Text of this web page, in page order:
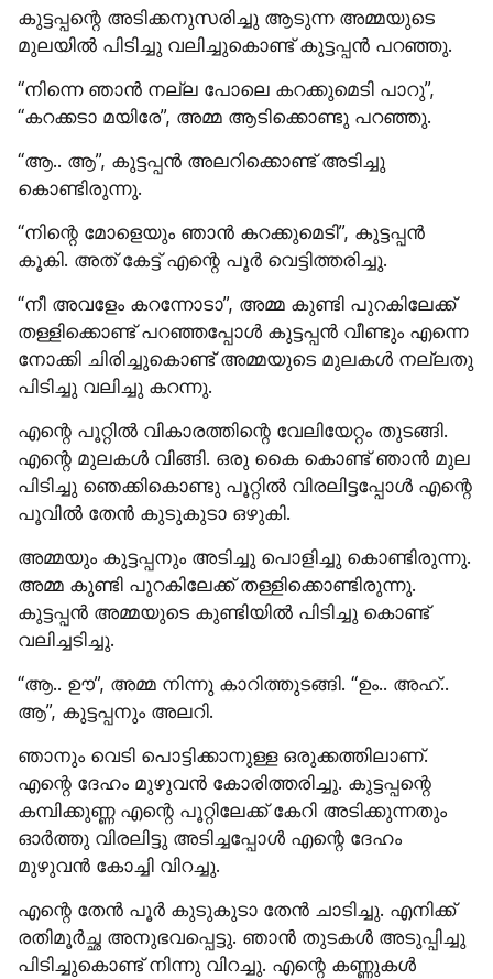
കുട്ടപ്പന്റെ അടിക്കനുസരിച്ചു ആടുന്ന അമ്മയുടെ
മുലയിൽ പിടിച്ചു വലിച്ചുകൊണ്ട് കുട്ടപ്പൻ പറഞ്ഞു.
“നിന്നെ ഞാൻ നല്ല പോലെ കറക്കുമെടി പാറു”,
“കറക്കടാ മയിരേ”, അമ്മ ആടിക്കൊണ്ടു പറഞ്ഞു.
“ആ.. ആ”, കുട്ടപ്പൻ അലറിക്കൊണ്ട് അടിച്ചു
കൊണ്ടിരുന്നു.
“നിന്റെ മോളെയും ഞാൻ കറക്കുമെടി”, കുട്ടപ്പൻ
കൂകി. അത് കേട്ട് എന്റെ പൂർ വെട്ടിത്തരിച്ചു.
“നീ അവളേം കറന്നോടാ”, അമ്മ കുണ്ടി പുറകിലേക്ക്
തള്ളിക്കൊണ്ട് പറഞ്ഞപ്പോൾ കുട്ടപ്പൻ വീണ്ടും എന്നെ
നോക്കി ചിരിച്ചുകൊണ്ട് അമ്മയുടെ മുലകൾ നല്ലതു
പിടിച്ചു വലിച്ചു കറന്നു.
എന്റെ പൂറ്റിൽ വികാരത്തിന്റെ വേലിയേറ്റം തുടങ്ങി.
എന്റെ മുലകൾ വിങ്ങി. ഒരു കൈ കൊണ്ട് ഞാൻ മുല
പിടിച്ചു ഞെക്കികൊണ്ടു പൂറ്റിൽ വിരലിട്ടപ്പോൾ എന്റെ
പൂവിൽ തേൻ കുടുകുടാ ഒഴുകി.
അമ്മയും കുട്ടപ്പനും അടിച്ചു പൊളിച്ചു കൊണ്ടിരുന്നു.
അമ്മ കുണ്ടി പുറകിലേക്ക് തള്ളിക്കൊണ്ടിരുന്നു.
കുട്ടപ്പൻ അമ്മയുടെ കുണ്ടിയിൽ പിടിച്ചു കൊണ്ട്
വലിച്ചടിച്ചു.
“ആ.. ഊ”, അമ്മ നിന്നു കാറിത്തുടങ്ങി. “ഉം.. അഹ്..
ആ”, കുട്ടപ്പനും അലറി.
ഞാനും വെടി പൊട്ടിക്കാനുള്ള ഒരുക്കത്തിലാണ്.
എന്റെ ദേഹം മുഴുവൻ കോരിത്തരിച്ചു. കുട്ടപ്പന്റെ
കമ്പിക്കുണ്ണ എന്റെ പൂറ്റിലേക്ക് കേറി അടിക്കുന്നതും
ഓർത്തു വിരലിട്ടു അടിച്ചപ്പോൾ എന്റെ ദേഹം
മുഴുവൻ കോച്ചി വിറച്ചു.
എന്റെ തേൻ പൂർ കുടുകുടാ തേൻ ചാടിച്ചു. എനിക്ക്
രതിമൂർച്ഛ അനുഭവപ്പെട്ടു. ഞാൻ തുടകൾ അടുപ്പിച്ചു
പിടിച്ചുകൊണ്ട് നിന്നു വിറച്ചു. എന്റെ കണ്ണുകൾ